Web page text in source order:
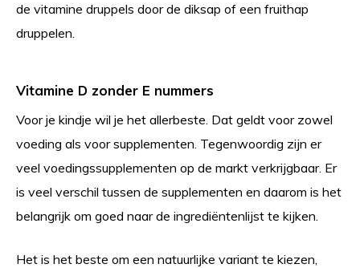
de vitamine druppels door de diksap of een fruithap
druppelen.
Vitamine D zonder E nummers
Voor je kindje wil je het allerbeste. Dat geldt voor zowel
voeding als voor supplementen. Tegenwoordig zijn er
veel voedingssupplementen op de markt verkrijgbaar. Er
is veel verschil tussen de supplementen en daarom is het
belangrijk om goed naar de ingrediëntenlijst te kijken.
Het is het beste om een natuurlijke variant te kiezen,